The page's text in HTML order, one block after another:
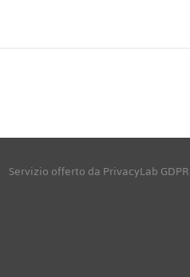
Servizio offerto da PrivacyLab GDPR